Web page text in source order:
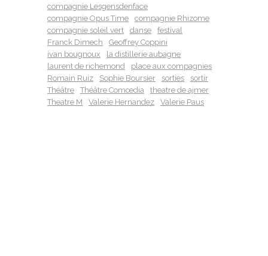
compagnie Lesgensdenface
compagnie Opus Time
compagnie Rhizome
compagnie soleil vert
danse
festival
Franck Dimech
Geoffrey Coppini
ivan bougnoux
la distillerie aubagne
laurent de richemond
place aux compagnies
Romain Ruiz
Sophie Boursier sorties
sortir
Théâtre
Théâtre Comœdia
theatre de ajmer
Theatre M
Valerie Hernandez Valerie Paus